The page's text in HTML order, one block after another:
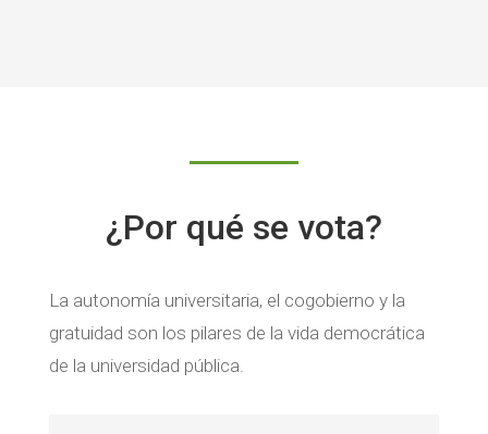
¿Por qué se vota?
La autonomía universitaria, el cogobierno y la
gratuidad son los pilares de la vida democrática
de la universidad pública.